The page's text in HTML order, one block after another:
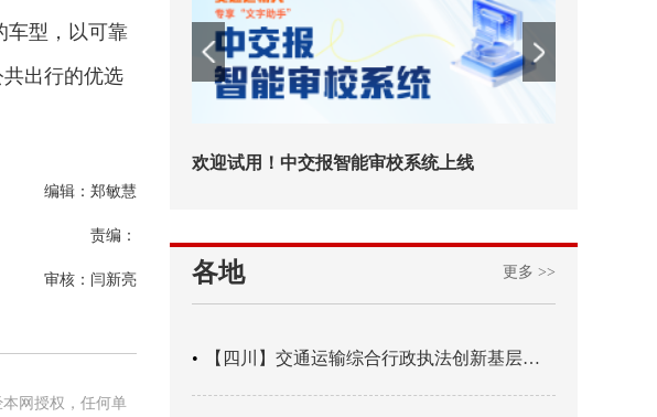
车型，以可靠
出行的优选
编辑：郑敏慧
责编：
审核：闫新亮
网授权，任何单
欢迎试用！中交报智能审校系统上线
各地 更多 >>
【四川】交通运输综合行政执法创新基层辖区治理“4+3” 新模式